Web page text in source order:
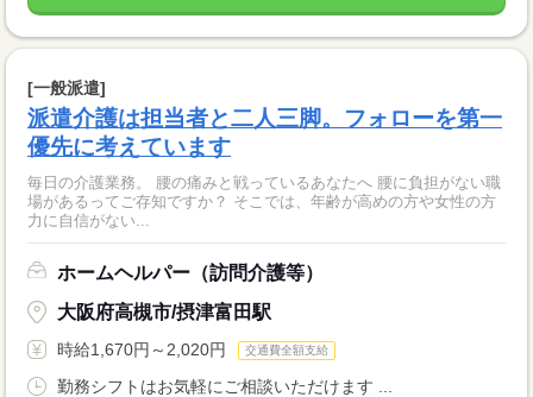
[一般派遣]
派遣介護は担当者と二人三脚。フォローを第一
優先に考えています
毎日の介護業務。 腰の痛みと戦っているあなたへ 腰に負担がない職
場があるってご存知ですか？ そこでは、年齢が高めの方や女性の方
力に自信がない...
ホームヘルパー（訪問介護等）
大阪府高槻市/摂津富田駅
時給1,670円～2,020円 交通費全額支給
勤務シフトはお気軽にご相談いただけます ...